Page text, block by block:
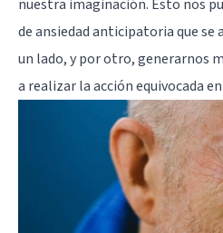
nuestra imaginación. Esto nos
de ansiedad anticipatoria que
un lado, y por otro, generarnos
a realizar la acción equivocada